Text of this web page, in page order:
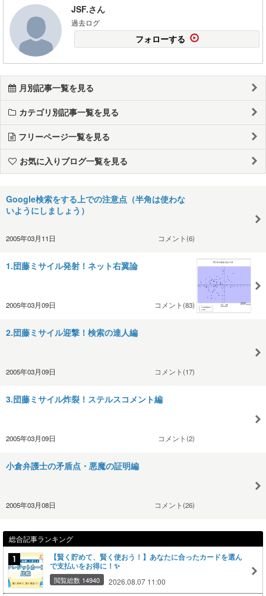
JSF.さん
過去ログ
フォローする
月別記事一覧を見る
カテゴリ別記事一覧を見る
フリーページ一覧を見る
お気に入りブログ一覧を見る
Google検索をする上での注意点（半角は使わな
いようにしましょう）
2005年03月11日 コメント(6)
1.団藤ミサイル発射！ネット右翼論
2005年03月09日 コメント(83)
2.団藤ミサイル迎撃！検索の達人編
2005年03月09日 コメント(17)
3.団藤ミサイル炸裂！ステルスコメント編
2005年03月09日 コメント(2)
小倉弁護士の矛盾点・悪魔の証明編
2005年03月08日 コメント(26)
総合記事ランキング
【賢く貯めて、賢く使おう！】あなたに合ったカードを選ん
で支払いをお得に！✨
閲覧総数 14940 2026.08.07 11:00